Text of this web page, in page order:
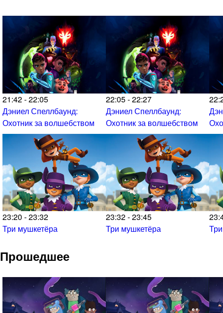
21:42 - 22:05
Дэниел Спеллбаунд:
Охотник за волшебством
22:05 - 22:27
Дэниел Спеллбаунд:
Охотник за волшебством
23:20 - 23:32
Три мушкетёра
23:32 - 23:45
Три мушкетёра
Прошедшее